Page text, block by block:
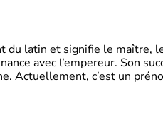
du latin et signifie le maître,
avec l’empereur. Son
Actuellement, c’est un